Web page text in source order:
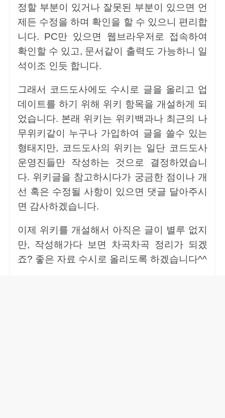
정할 부분이 있거나 잘못된 부분이 있으면 언
제든 수정을 하며 확인을 할 수 있으니 편리합
니다. PC만 있으면 웹브라우저로 접속하여
확인할 수 있고, 문서같이 출력도 가능하니 일
석이조 인듯 합니다.
그래서 코드도사에도 수시로 글을 올리고 업
데이트를 하기 위해 위키 항목을 개설하게 되
었습니다. 본래 위키는 위키백과나 최근의 나
무위키같이 누구나 가입하여 글을 쓸수 있는
형태지만, 코드도사의 위키는 일단 코드도사
운영진들만 작성하는 것으로 결정하였습니
다. 위키글을 참고하시다가 궁금한 점이나 개
선 혹은 수정될 사항이 있으면 댓글 달아주시
면 감사하겠습니다.
이제 위키를 개설해서 아직은 글이 별루 없지
만, 작성해가다 보면 차곡차곡 정리가 되겠
죠? 좋은 자료 수시로 올리도록 하겠습니다^^